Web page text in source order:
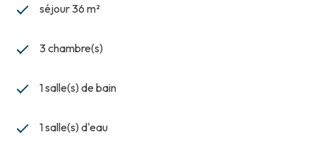
séjour 36 m²
3 chambre(s)
1 salle(s) de bain
1 salle(s) d'eau